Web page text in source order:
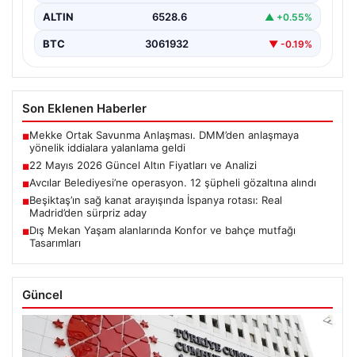
ALTIN 6528.6 ▲ +0.55%
BTC 3061932 ▼ -0.19%
Son Eklenen Haberler
■Mekke Ortak Savunma Anlaşması. DMM’den anlaşmaya
yönelik iddialara yalanlama geldi
■22 Mayıs 2026 Güncel Altın Fiyatları ve Analizi
■Avcılar Belediyesi’ne operasyon. 12 şüpheli gözaltına alındı
■Beşiktaş’ın sağ kanat arayışında İspanya rotası: Real
Madrid’den sürpriz aday
■Dış Mekan Yaşam alanlarında Konfor ve bahçe mutfağı
Tasarımları
Güncel